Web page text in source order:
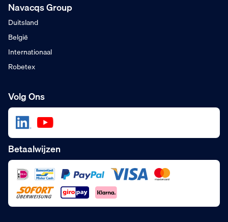
Navacqs Group
Duitsland
België
Internationaal
Robetex
Volg Ons
Betaalwijzen